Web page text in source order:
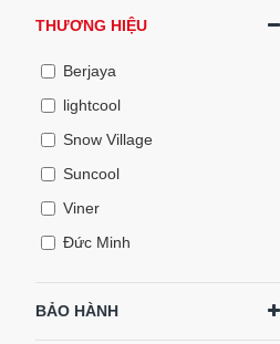
THƯƠNG HIỆU
Berjaya
lightcool
Snow Village
Suncool
Viner
Đức Minh
BẢO HÀNH